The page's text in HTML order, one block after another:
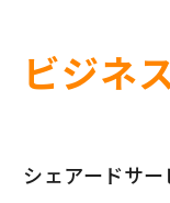
ビジネ
シェアードサ